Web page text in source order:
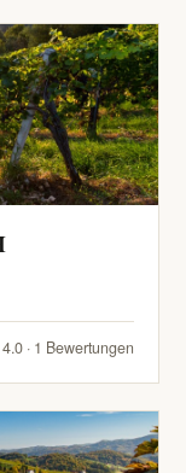
4.0 · 1 Bewertungen